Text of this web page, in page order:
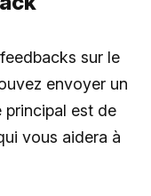
sur le
envoyer un
principal est de
vous aidera à